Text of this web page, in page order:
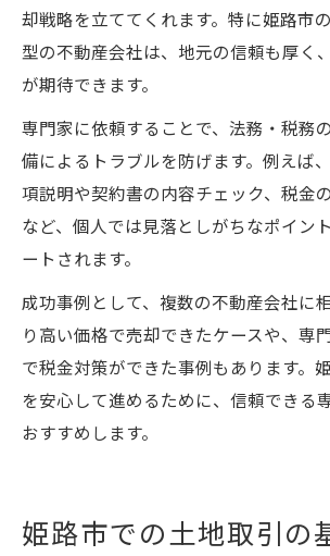
却戦略を立ててくれます。特に姫路市
型の不動産会社は、地元の信頼も厚く
が期待できます。
専門家に依頼することで、法務・税務
備によるトラブルを防げます。例えば
項説明や契約書の内容チェック、税金
など、個人では見落としがちなポイン
ートされます。
成功事例として、複数の不動産会社に
り高い価格で売却できたケースや、専
で税金対策ができた事例もあります。
を安心して進めるために、信頼できる
おすすめします。
姫路市での土地取引の